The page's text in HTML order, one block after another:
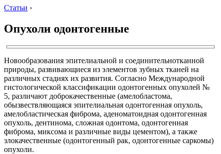
Статьи ›
Опухоли одонтогенные
Новообразования эпителиальной и соединительнотканной
природы, развивающиеся из элементов зубных тканей на
различных стадиях их развития. Согласно Международной
гистологической классификации одонтогенных опухолей №
5, различают доброкачественные (амелобластома,
обызвествляющаяся эпителиальная одонтогенная опухоль,
амелобластическая фиброма, аденоматоидная одонтогенная
опухоль, дентинома, сложная одонтома, одонтогенная
фиброма, миксома и различные виды цементом), а также
злокачественные (одонтогенный рак, одонтогенные саркомы)
опухоли.